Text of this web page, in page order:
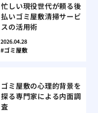
忙しい現役世代が頼る後
払いゴミ屋敷清掃サービ
スの活用術
2026.04.28
ゴミ屋敷
ゴミ屋敷の心理的背景を
探る専門家による内面調
査